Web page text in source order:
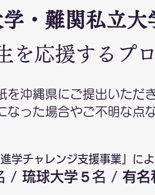
・難関私立大
を応援するプ
を沖縄県にご提出いただ
った場合やご不明な点
学チャレンジ支援事業」に
/ 琉球大学５ 名 / 有名